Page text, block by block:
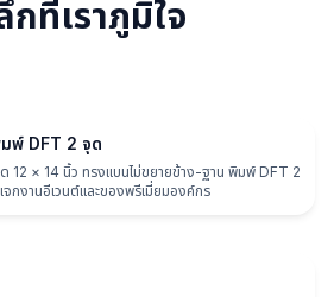
กที่เราภูมิใจ
พ์ DFT 2 จุด
12 × 14 นิ้ว ทรงแบนไม่ขยายข้าง-ฐาน พิมพ์ DFT 2
กงานอีเวนต์และของพรีเมี่ยมองค์กร